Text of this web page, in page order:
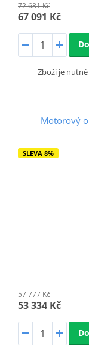
72 681 Kč
67 091 Kč
Zboží je
Motorový
SLEVA 8%
57 777 Kč
53 334 Kč